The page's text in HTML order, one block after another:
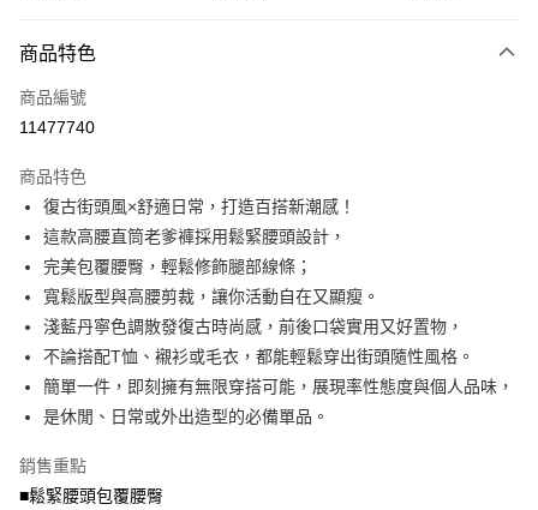
大哥付你分期
【大哥付你分期使用說明】
1.本服務由台灣大哥大提供，台灣大哥大用戶可立即使用無須另外申請。
流程，驗證手機門號後，選擇欲分期的期數、繳款截止日，確認付款後即完
成交易。
3.實際核准額度、可分期數及費用金額請依後續交易確認頁面所載為準。
4.訂單成立30分鐘內，如未前往確認交易或遇審核未通過，訂單將自動取
法說明評估內容。
【繳款方式說明】
1.分期款項不併入電信帳單，「大哥付你分期」於每月結算日後寄送繳費提
醒簡訊。
2.透過簡訊連結打開帳單後，可選擇「超商條碼／台灣大直營門市／銀行轉
帳／街口支付／iPASS MONEY」等通路繳費。
【注意事項】
用戶於交易時，得透過本服務購買商品或服務，並由商店將買賣／分期付款
買賣價金債權讓與本公司後，依約使用本公司帳單繳交帳款。
AFTEE先享後付
【關於「AFTEE先享後付」】
AFTEE先享後付是「在收到商品之後才付款」的支付方式。 讓您購物簡單
便利好安心！
１．簡單：不需註冊會員、不需綁卡、不需儲值。
２．便利：只要手機號碼，簡訊認證，即可結帳。
３．安心：先確認商品／服務後，再付款。
【「AFTEE先享後付」結帳流程】
１．於結帳方式選擇「AFTEE先享後付」後，將跳轉至「AFTEE先享後付」
２．訂單成立數日內，您將收到繳費通知簡訊。
３．收到繳費通知簡訊後14天內，點擊此簡訊中的連結，可透過四大超商／
※ 請注意：結帳手續完成當下不需立刻繳費，但若您需要取消訂單，請聯絡
購買商品的店家。未經商家同意取消之訂單仍視為有效，需透過AFTEE先享
後付繳納相關費用。
ATM付款
全家取貨付款
每筆NT$70，滿NT$699(含以上)免運費
付款後全家取貨
每筆NT$70，滿NT$799(含以上)免運費
商品特色
商品編號
11477740
商品特色
復古街頭風×舒適日常，打造百搭新潮感！
這款高腰直筒老爹褲採用鬆緊腰頭設計，
完美包覆腰臀，輕鬆修飾腿部線條；
寬鬆版型與高腰剪裁，讓你活動自在又顯瘦。
淺藍丹寧色調散發復古時尚感，前後口袋實用又好置物，
不論搭配T恤、襯衫或毛衣，都能輕鬆穿出街頭隨性風格。
簡單一件，即刻擁有無限穿搭可能，展現率性態度與個人品味，
是休閒、日常或外出造型的必備單品。
銷售重點
■鬆緊腰頭包覆腰臀